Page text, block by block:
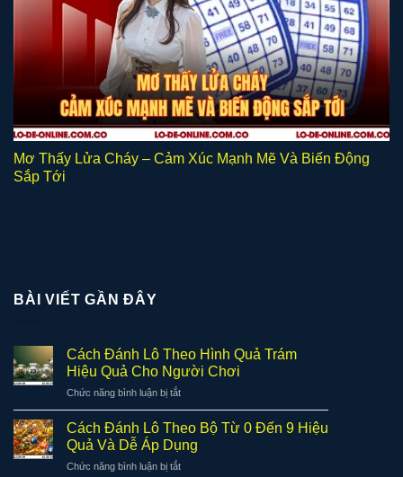
Mơ Thấy Lửa Cháy – Cảm Xúc Mạnh Mẽ Và Biến Động
Sắp Tới
BÀI VIẾT GẦN ĐÂY
Cách Đánh Lô Theo Hình Quả Trám
Hiệu Quả Cho Người Chơi
Chức năng bình luận bị tắtở
Đánh
Theo
Hình
Cách Đánh Lô Theo Bộ Từ 0 Đến 9 Hiệu
Quả Và Dễ Áp Dụng
Chức năng bình luận bị tắtở